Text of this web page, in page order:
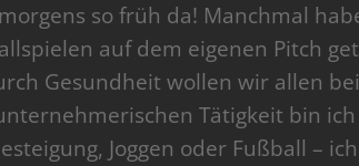
so früh da! Manchmal
auf dem eigenen Pitch
Gesundheit wollen wir allen
Tätigkeit bin
Joggen oder Fußball –